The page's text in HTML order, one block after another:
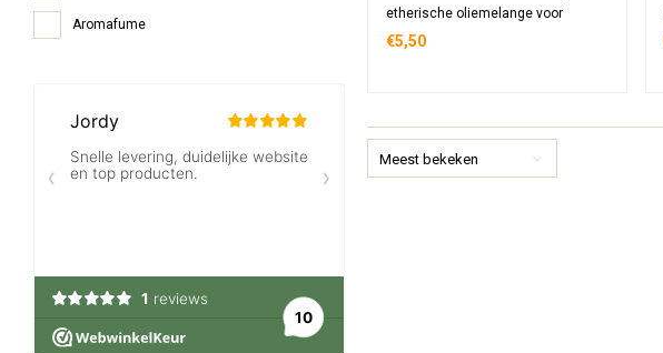
Aromafume
etherische oliemelange voor
aromadiffusie met een houtachtig,
traditioneel recept.
€5,50
Meest bekeken